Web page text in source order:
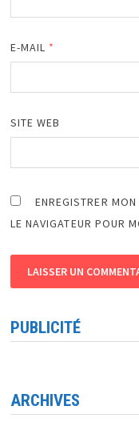
E-MAIL *
SITE WEB
ENREGISTRER
LE NAVIGATEUR POUR
PUBLICITÉ
ARCHIVES